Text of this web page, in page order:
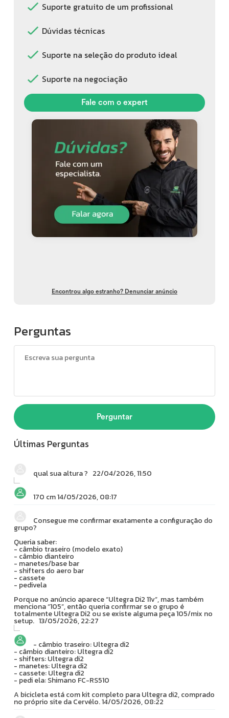
Perguntas
Perguntar
Últimas Perguntas
qual sua altura ? 22/04/2026, 11:50
170 cm14/05/2026, 08:17
Consegue me confirmar exatamente a configuração do
grupo?
Queria saber:
- câmbio traseiro (modelo exato)
- câmbio dianteiro
- manetes/base bar
- shifters do aero bar
- cassete
- pedivela
Porque no anúncio aparece “Ultegra Di2 11v”, mas também
menciona “105”, então queria confirmar se o grupo é
totalmente Ultegra Di2 ou se existe alguma peça 105/mix no
setup. 13/05/2026, 22:27
- câmbio traseiro: Ultegra di2
- câmbio dianteiro: Ultegra di2
- shifters: Ultegra di2
- manetes: Ultegra di2
- cassete: Ultegra di2
- pedi ela: Shimano FC-RS510
A bicicleta está com kit completo para Ultegra di2, comprado
no próprio site da Cervélo.14/05/2026, 08:22
Suporte gratuito de um profissional
Dúvidas técnicas
Suporte na seleção do produto ideal
Suporte na negociação
Fale com o expert
Encontrou algo estranho? Denunciar anúncio